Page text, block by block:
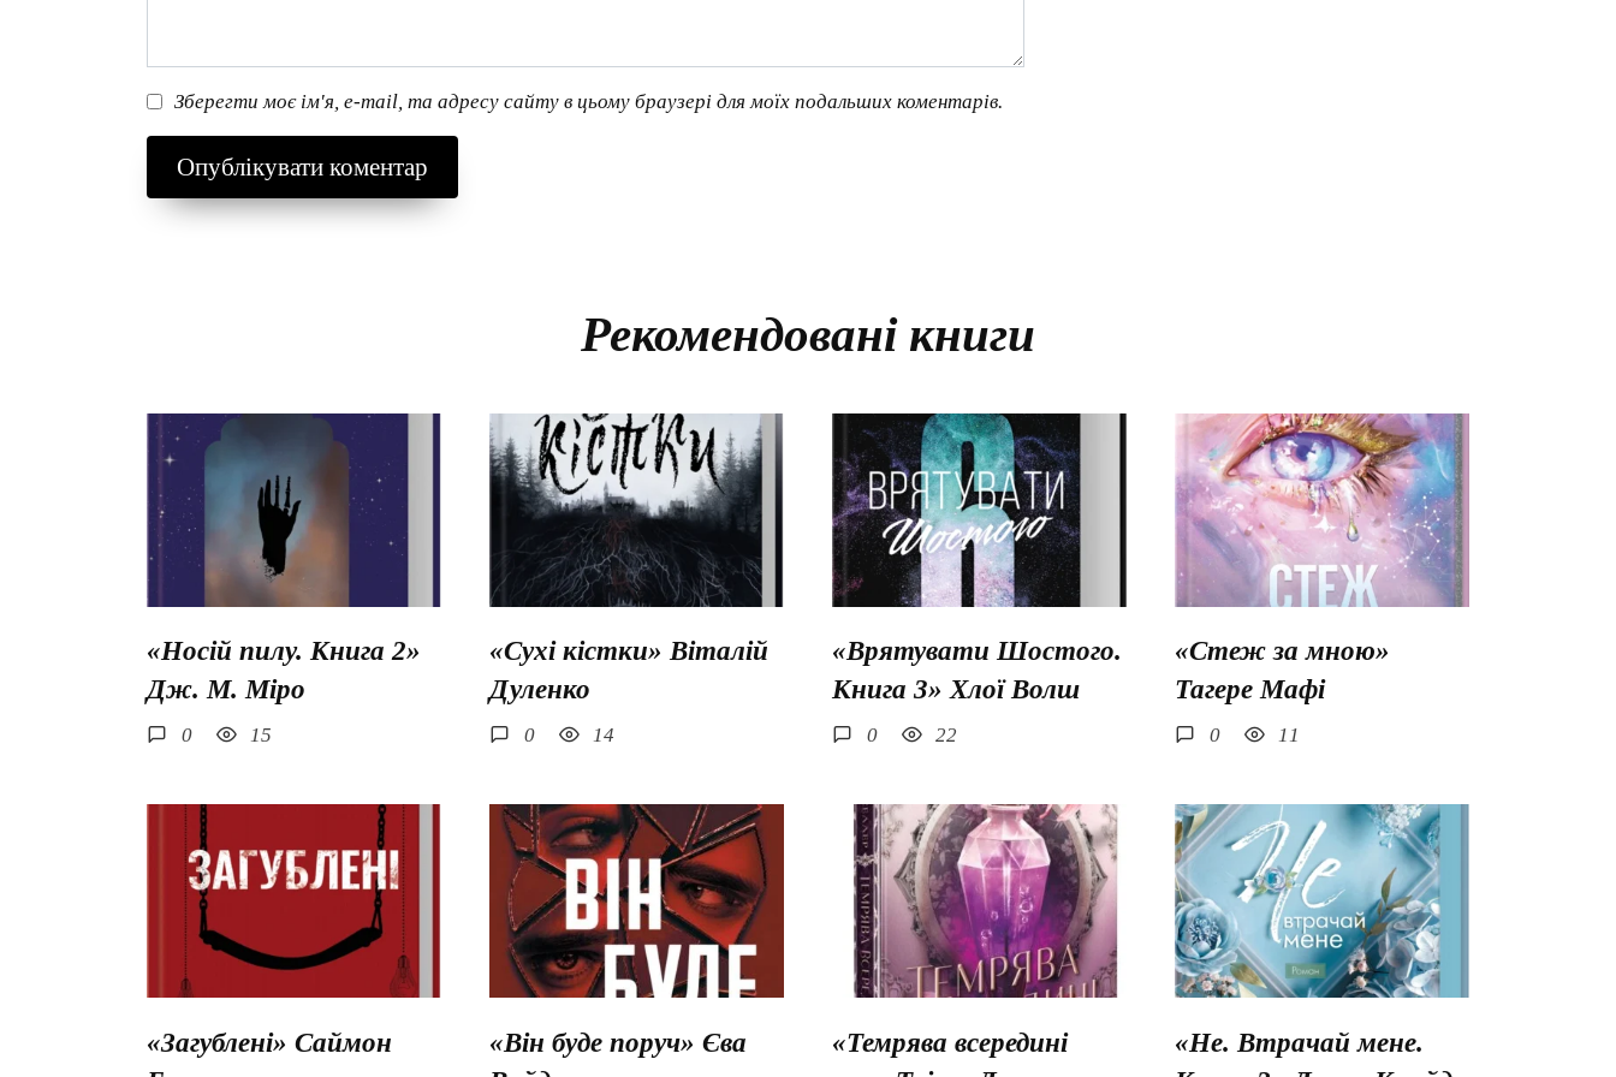
Зберегти моє ім'я, e-mail, та адресу сайту в цьому браузері для моїх подальших коментарів.
Рекомендовані книги
«Носій пилу. Книга 2»
Дж. М. Міро
0 15
«Сухі кістки» Віталій
Дуленко
0 14
«Врятувати Шостого.
Книга 3» Хлої Волш
0 22
«Стеж за мною»
Тагере Мафі
0 11
«Загублені» Саймон
«Він буде поруч» Єва
«Темрява всередині
«Не. Втрачай мене.